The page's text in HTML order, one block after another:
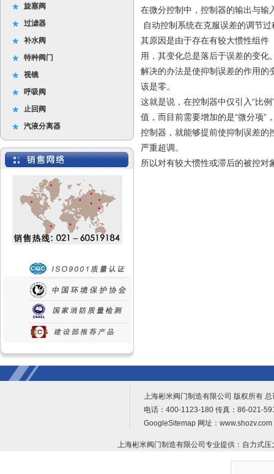
旋塞阀
过滤器
补水阀
特种阀门
视镜
呼吸阀
止回阀
汽液分离器
在微分控制中，控制器的输出与输
自动控制系统在克服误差的调节
其原因是由于存在有较大惯性组件
用，其变化总是落后于误差的变化
解决的办法是使抑制误差的作用的
该是零。
这就是说，在控制器中仅引入“比
值，而目前需要增加的是“微分项”
控制器，就能够提前使抑制误差的
严重超调。
所以对有较大惯性或滞后的被控对
上海彬米阀门制造有限公司 版权所有
电话：400-1123-180 传真：86-021-
GoogleSitemap 网址：
上海彬米阀门制造有限公司专业提供： 自力式压